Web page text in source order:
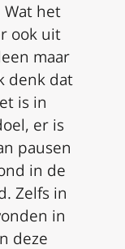
Wat het
ook uit
maar
denk dat
is in
er is
pausen
in de
Zelfs in
in
deze